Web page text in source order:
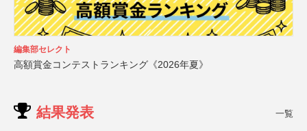
編集部セレクト
高額賞金コンテストランキング《2026年夏》
結果発表 一覧